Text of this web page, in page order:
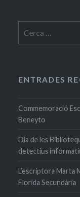
ENTRADES
Commemoració
Beneyto
Dia de les
detectius
L’escriptora Marta
Florida Secundària